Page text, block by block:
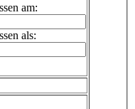
am:
als: